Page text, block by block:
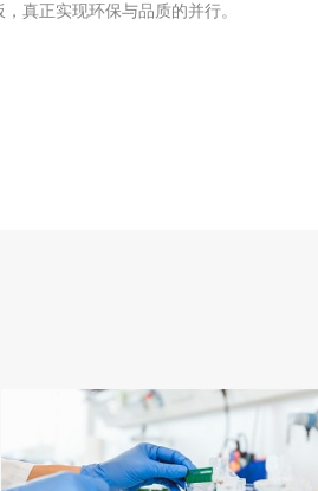
真正实现环保与品质的并行。